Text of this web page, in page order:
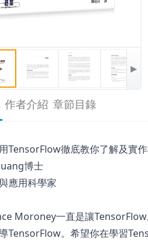
▶
作者介紹 章節目錄
用TensorFlow徹底教你了解及實
博士
應用科學家
Moroney一直是讓
TensorFlow。希望你在學習